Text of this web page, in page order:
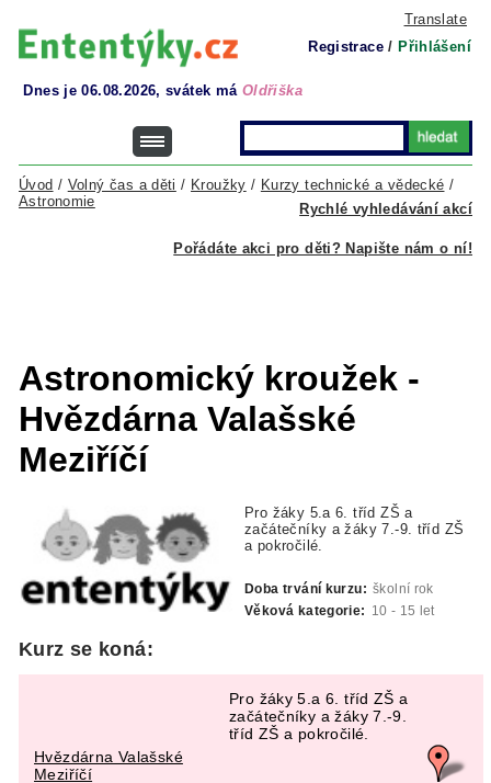
Translate
Registrace / Přihlášení
Dnes je 06.08.2026, svátek má Oldřiška
Rychlé vyhledávání akcí
Úvod / Volný čas a děti / Kroužky / Kurzy technické a vědecké /
Astronomie
Pořádáte akci pro děti? Napište nám o ní!
Astronomický kroužek -
Hvězdárna Valašské
Meziříčí
Pro žáky 5.a 6. tříd ZŠ a
začátečníky a žáky 7.-9. tříd ZŠ
a pokročilé.
Doba trvání kurzu: školní rok
Věková kategorie:
10 - 15 let
Kurz se koná:
Hvězdárna Valašské
Meziříčí
Pro žáky 5.a 6. tříd ZŠ a
začátečníky a žáky 7.-9.
tříd ZŠ a pokročilé.